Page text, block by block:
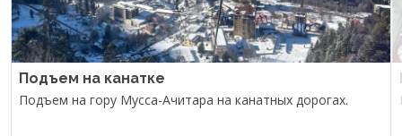
Подъем на канатке
Подъем на гору Мусса-Ачитара на канатных дорогах.